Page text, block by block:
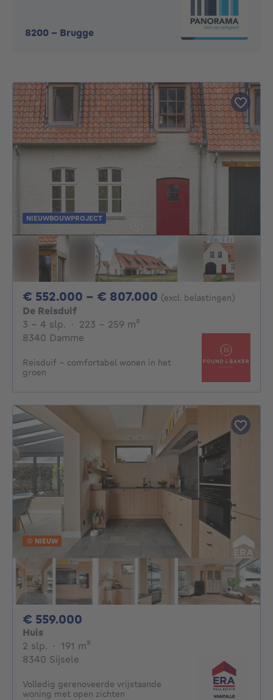
8200 - Brugge
NIEUWBOUWPROJECT
€ 552.000 - € 807.000 Van 552000€ Tot
(excl. belastingen)
De Reisduif
3 - 4 Slaapkamers
3 - 4 slp. · 223 - 259 m²
8340 Damme
Reisduif - comfortabel wonen in het
groen
NIEUW
€ 559.000
Huis
2 slp. 2 slaapkamers
· 191 m²
8340 Sijsele
Volledig gerenoveerde vrijstaande
woning met open zichten